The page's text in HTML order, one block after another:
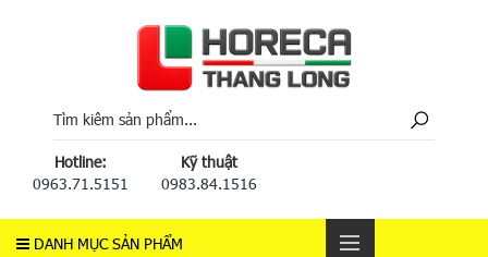
Hotline:
0963.71.5151
Kỹ thuật
0983.84.1516
DANH MỤC SẢN PHẨM